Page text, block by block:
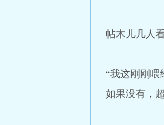
帖木儿几人
“我这刚刚
如果没有，